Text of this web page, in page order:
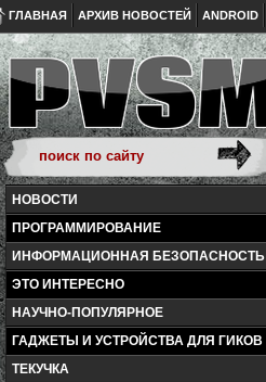
ГЛАВНАЯ АРХИВ НОВОСТЕЙ ANDROID
НОВОСТИ
ПРОГРАММИРОВАНИЕ
ИНФОРМАЦИОННАЯ БЕЗОПАСНОСТЬ
ЭТО ИНТЕРЕСНО
НАУЧНО-ПОПУЛЯРНОЕ
ГАДЖЕТЫ И УСТРОЙСТВА ДЛЯ ГИКОВ
ТЕКУЧКА